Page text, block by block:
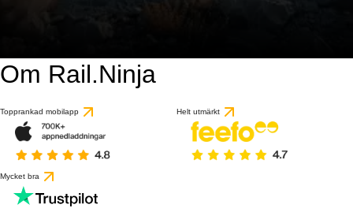
Om Rail.Ninja
Topprankad mobilapp Helt utmärkt
Mycket bra